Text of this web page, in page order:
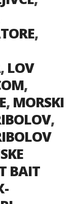
,
, LOV
,
, MORSKI
,
BAIT